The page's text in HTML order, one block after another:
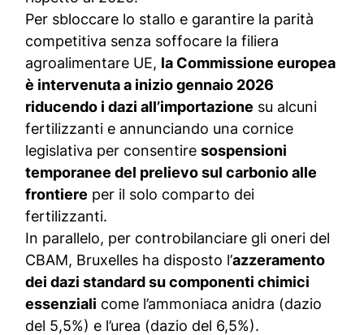
Per sbloccare lo stallo e garantire la parità
competitiva senza soffocare la filiera
agroalimentare UE, la Commissione europea
è intervenuta a inizio gennaio 2026
riducendo i dazi all’importazione su alcuni
fertilizzanti e annunciando una cornice
legislativa per consentiresospensioni
temporanee del prelievo sul carbonio alle
frontiere per il solo comparto dei
fertilizzanti.
In parallelo, per controbilanciare gli oneri del
CBAM, Bruxelles ha disposto l’azzeramento
dei dazi standard su componenti chimici
essenziali come l’ammoniaca anidra (dazio
del 5,5%) e l’urea (dazio del 6,5%).